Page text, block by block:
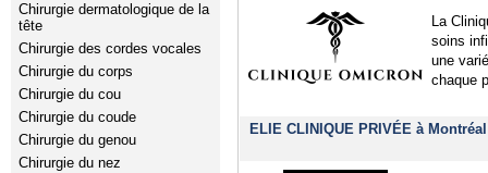
Chirurgie dermatologique de la
tête
Chirurgie des cordes vocales
Chirurgie du corps
Chirurgie du cou
Chirurgie du coude
Chirurgie du genou
Chirurgie du nez
La
soins
une
chaque
ELIE CLINIQUE PRIVÉE à Montréal